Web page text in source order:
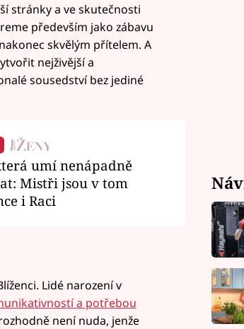
stránky a ve skutečnosti
především jako zábavu
skvělým přítelem. A
nejživější a
sousedství bez jediné
umí nenápadně
Mistři jsou v tom
i Raci
Lidé narození v
a potřebou
není nuda, jenže